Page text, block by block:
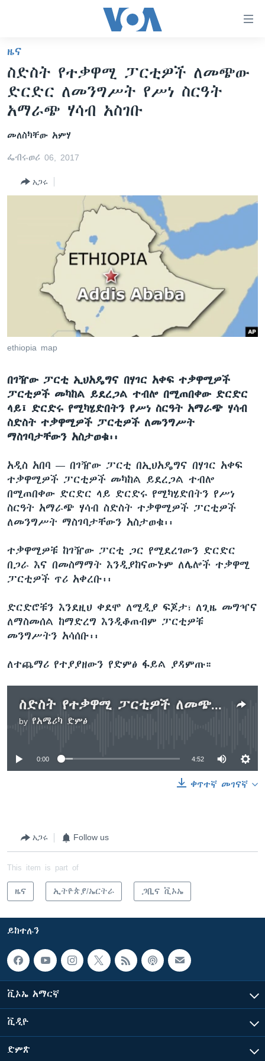
ማገናኛዎች
ዋናው
ይዘት
እለፍ
ዋናው
እለፍ
አፍሪካ
ኑሮ በጤንነት
ጋቢና ቪኦኤ
Learning English
ቋንቋዎች
ዜና
ስድስት የተቃዋሚ ፓርቲዎች ለመጭው
ድርድር ለመንግሥት የሥነ ስርዓት
አማራጭ ሃሳብ አስገቡ
መለስካቸው አምሃ
ፌብሩወሪ 06, 2017
አጋሩ
ethiopia map
በገዥው ፓርቲ ኢህአዴግና በሃገር አቀፍ ተቃዋሚዎች
ፓርቲዎች መካከል ይደረጋል ተብሎ በሚጠበቀው ድርድር
ላይ፤ ድርድሩ የሚካሄድበትን የሥነ ስርዓት አማራጭ ሃሳብ
ስድስት ተቃዋሚዎች ፓርቲዎች ለመንግሥት
ማስገባታቸውን አስታወቁ፡፡
አዲስ አበባ — በገዥው ፓርቲ በኢህአዴግና በሃገር አቀፍ
ተቃዋሚዎች ፓርቲዎች መካከል ይደረጋል ተብሎ
በሚጠበቀው ድርድር ላይ ድርድሩ የሚካሄድበትን የሥነ
ስርዓት አማራጭ ሃሳብ ስድስት ተቃዋሚዎች ፓርቲዎች
ለመንግሥት ማስገባታቸውን አስታወቁ፡፡
ተቃዋሚዎቹ ከገዥው ፓርቲ ጋር የሚደረገውን ድርድር
በጋራ እና በመስማማት እንዲያከናውኑም ለሌሎች ተቃዋሚ
ፓርቲዎች ጥሪ አቀረቡ፡፡
ድርድሮቹን እንደዚህ ቀደሞ ለሚዲያ ፍጆታ፣ ለጊዜ መግዣና
ለማስመሰል ከማድረግ እንዲቆጠብም ፓርቲዎቹ
መንግሥትን አሳሰቡ፡፡
ለተጨማሪ የተያያዘውን የድምፅ ፋይል ያዳምጡ።
ስድስት የተቃዋሚ ፓርቲዎች ለመጭው ድርድር ለመንግሥት የሥነ ስርዓት አማራጭ ሃሳብ አስገቡ
by የአሜሪካ ድምፅ
No media source currently available
0:00 4:52
ቀጥተኛ መገናኛ
አጋሩ Follow us
This item is part of
ዜና ኢትዮጵያ/ኤርትራ ጋቢና ቪኦኤ
ይከተሉን
ቪኦኤ አማርኛ
ቪዲዮ
ድምጽ